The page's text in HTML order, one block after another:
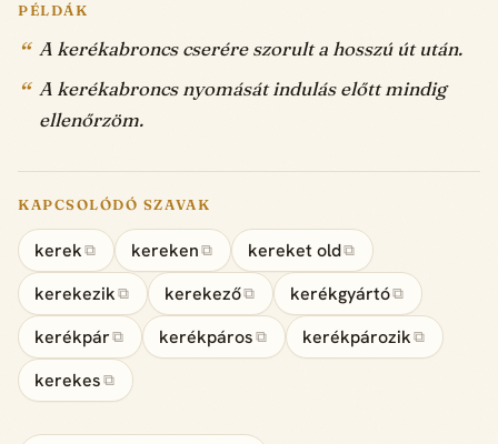
PÉLDÁK
A kerékabroncs cserére szorult a hosszú út után.
A kerékabroncs nyomását indulás előtt mindig
ellenőrzöm.
KAPCSOLÓDÓ SZAVAK
kerek ⧉ kereken ⧉ kereket old⧉
kerekezik ⧉ kerekező⧉ kerékgyártó⧉
kerékpár⧉ kerékpáros ⧉ kerékpározik ⧉
kerekes ⧉